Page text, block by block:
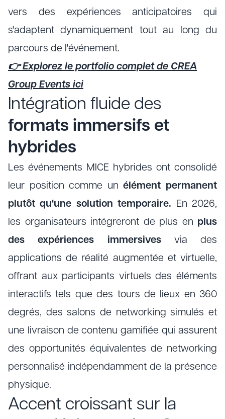
vers des expériences anticipatoires qui
s'adaptent dynamiquement tout au long du
parcours de l'événement.
👉 Explorez le portfolio complet de CREA
Group Events ici
Intégration fluide des
formats immersifs et
hybrides
Les événements MICE hybrides ont consolidé
leur position comme unélément permanent
plutôt qu'une solution temporaire. En 2026,
les organisateurs intégreront de plus en plus
des expériences immersivesvia des
applications de réalité augmentée et virtuelle,
offrant aux participants virtuels des éléments
interactifs tels que des tours de lieux en 360
degrés, des salons de networking simulés et
une livraison de contenu gamifiée qui assurent
des opportunités équivalentes de networking
personnalisé indépendamment de la présence
physique.
Accent croissant sur la